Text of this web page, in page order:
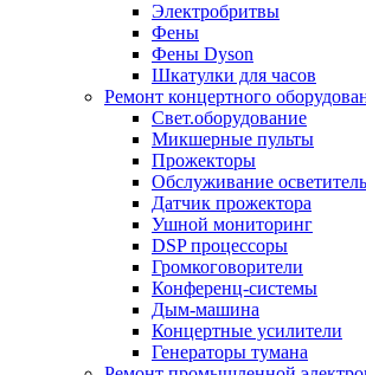
Электробритвы
Фены
Фены Dyson
Шкатулки для часов
Ремонт концертного
Свет.оборудование
Микшерные пульты
Прожекторы
Обслуживание
Датчик прожектора
Ушной мониторинг
DSP процессоры
Громкоговорители
Конференц-системы
Дым-машина
Концертные усилители
Генераторы тумана